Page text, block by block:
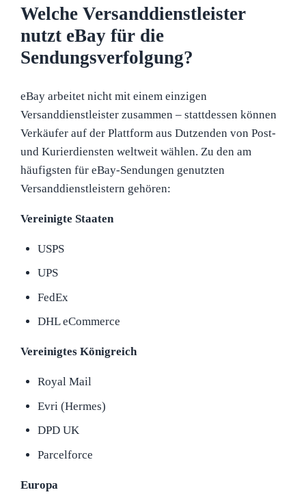
Welche Versanddienstleister
nutzt eBay für die
Sendungsverfolgung?
eBay arbeitet nicht mit einem einzigen
Versanddienstleister zusammen – stattdessen können
Verkäufer auf der Plattform aus Dutzenden von Post-
und Kurierdiensten weltweit wählen. Zu den am
häufigsten für eBay-Sendungen genutzten
Versanddienstleistern gehören:
Vereinigte Staaten
USPS
UPS
FedEx
DHL eCommerce
Vereinigtes Königreich
Royal Mail
Evri (Hermes)
DPD UK
Parcelforce
Europa